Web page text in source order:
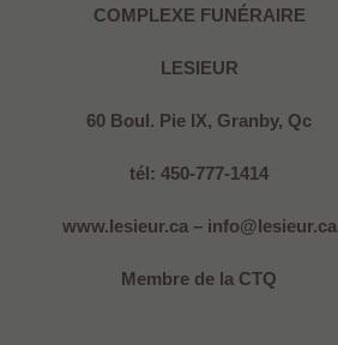
COMPLEXE FUNÉRAIRE
LESIEUR
60 Boul. Pie IX, Granby, Qc
tél: 450-777-1414
www.lesieur.ca – info@lesieur.ca
Membre de la CTQ